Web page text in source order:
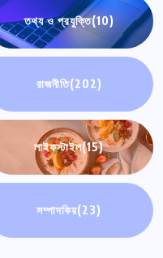
তথ্য ও প্রযুক্তি(10)
রাজনীতি(202)
লাইফস্টাইল(15)
সম্পাদকিয়(23)